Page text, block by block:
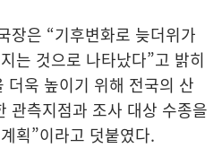
장은 “기후변화로 늦더위가
는 것으로 나타났다”고 밝히
더욱 높이기 위해 전국의 산
관측지점과 조사 대상 수종을
획”이라고 덧붙였다.